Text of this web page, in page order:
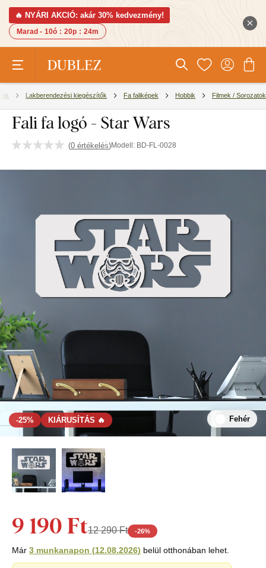
🔥 NYÁRI AKCIÓ: akár 30% kedvezmény!
Marad - 10ó : 20p : 23m
Lakberendezési kiegészítők Fa faliképek Hobbik Filmek / Sorozatok
Fali fa logó - Star Wars
(0 értékelés)Modell: BD-FL-0028
-25% KIÁRUSÍTÁS 🔥 Fehér
9 190 Ft12 290 Ft -26%
Már 3 munkanapon (12.08.2026) belül otthonában lehet.